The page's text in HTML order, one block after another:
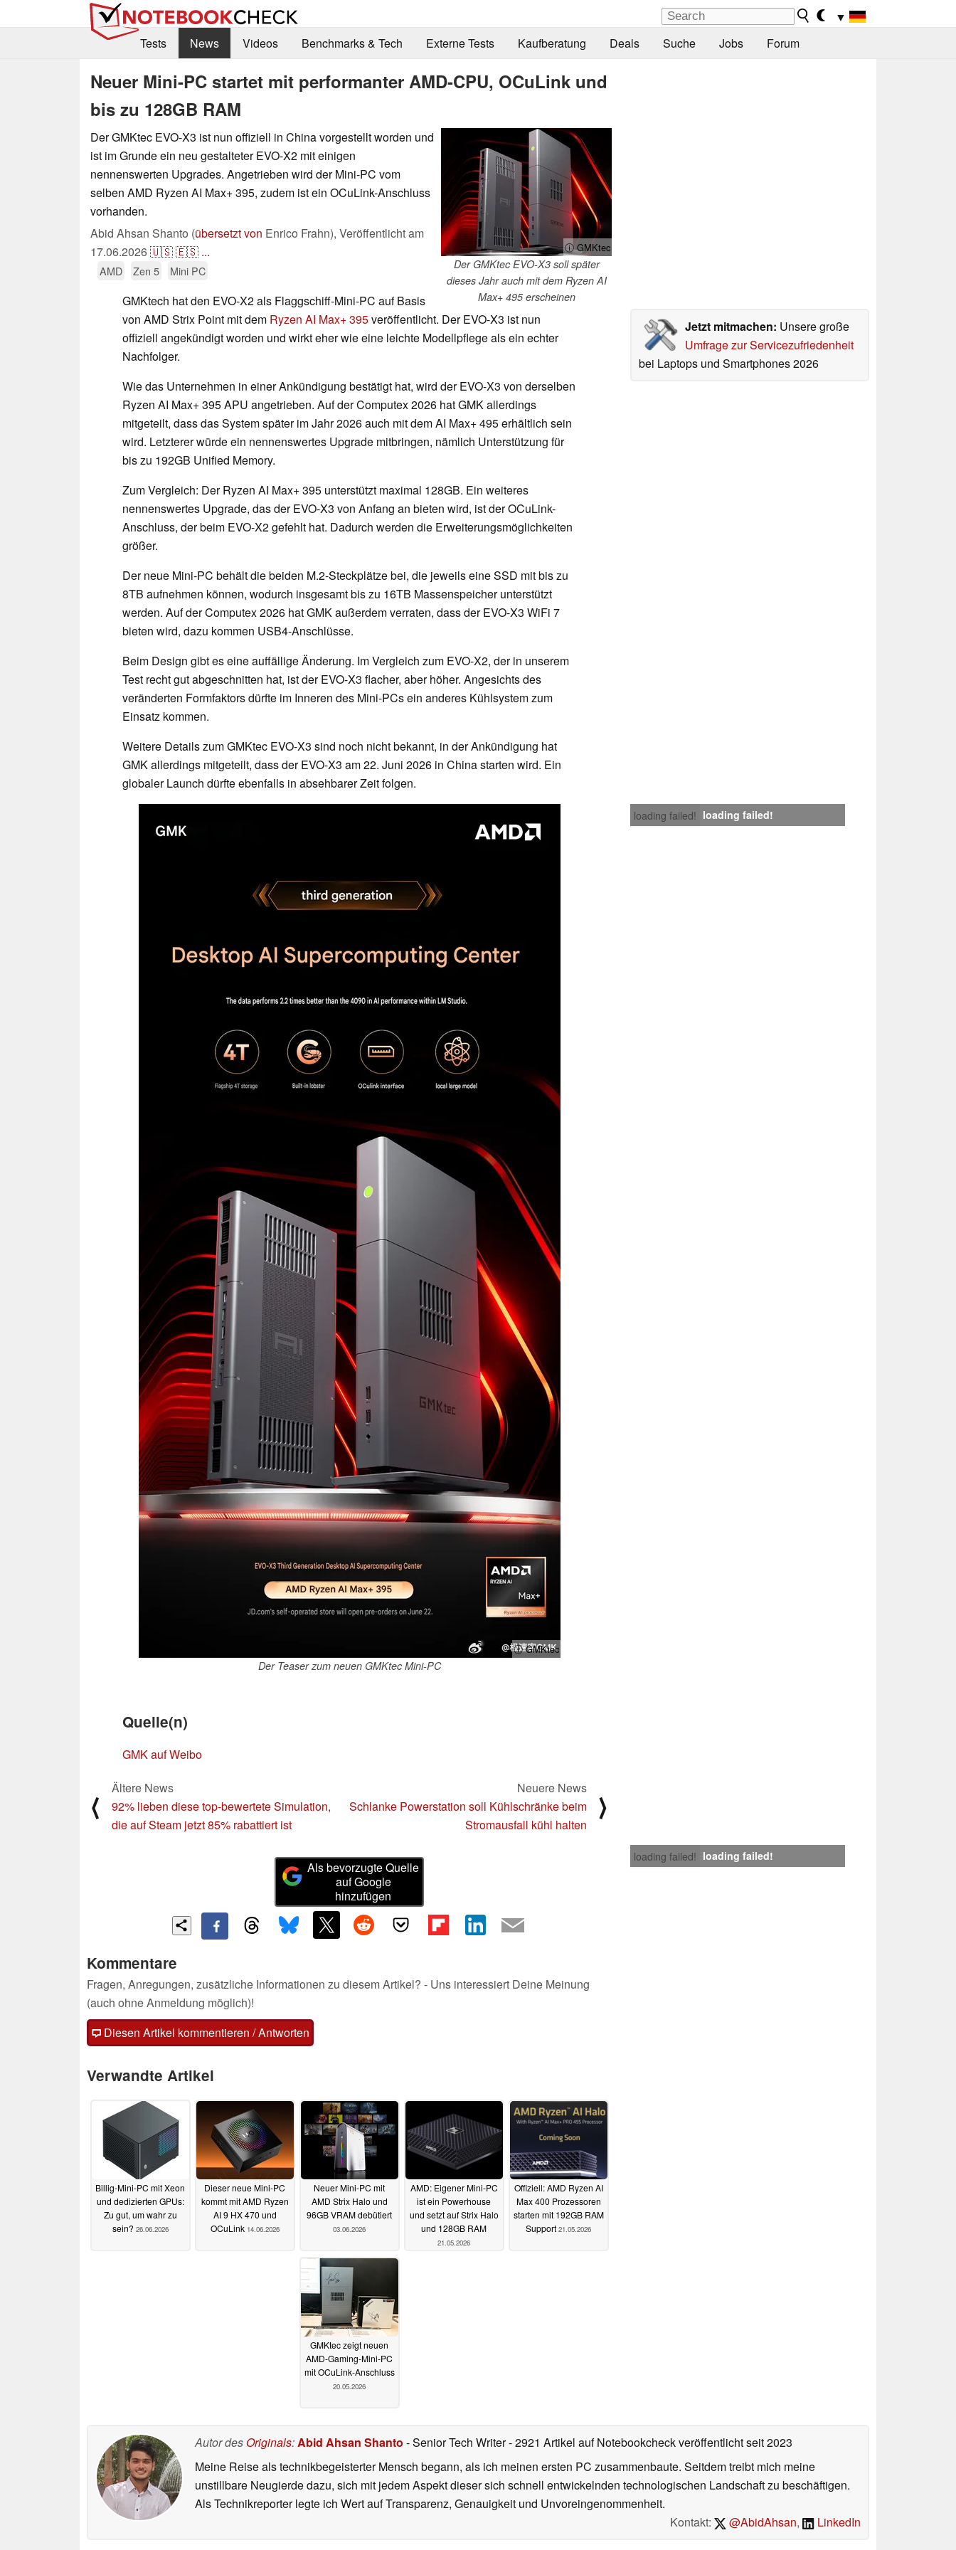
▼
Tests
News Videos Benchmarks & Tech Externe Tests Kaufberatung Deals Suche Jobs Forum
Neuer Mini-PC startet mit performanter AMD-CPU, OCuLink und
bis zu 128GB RAM
ⓘ GMKtec
Der GMKtec EVO-X3 soll später
dieses Jahr auch mit dem Ryzen AI
Max+ 495 erscheinen
Der GMKtec EVO-X3 ist nun offiziell in China vorgestellt worden und
ist im Grunde ein neu gestalteter EVO-X2 mit einigen
nennenswerten Upgrades. Angetrieben wird der Mini-PC vom
selben AMD Ryzen AI Max+ 395, zudem ist ein OCuLink-Anschluss
vorhanden.
Abid Ahsan Shanto (übersetzt von Enrico Frahn), Veröffentlicht am
17.06.2026🇺🇸🇪🇸 ...
AMD Zen 5 Mini PC
Jetzt mitmachen: Unsere große
Umfrage zur Servicezufriedenheit
bei Laptops und Smartphones 2026
GMKtech hat den EVO-X2 als Flaggschiff-Mini-PC auf Basis
von AMD Strix Point mit dem Ryzen AI Max+ 395veröffentlicht. Der EVO-X3 ist nun
offiziell angekündigt worden und wirkt eher wie eine leichte Modellpflege als ein echter
Nachfolger.
Wie das Unternehmen in einer Ankündigung bestätigt hat, wird der EVO-X3 von derselben
Ryzen AI Max+ 395 APU angetrieben. Auf der Computex 2026 hat GMK allerdings
mitgeteilt, dass das System später im Jahr 2026 auch mit dem AI Max+ 495 erhältlich sein
wird. Letzterer würde ein nennenswertes Upgrade mitbringen, nämlich Unterstützung für
bis zu 192GB Unified Memory.
Zum Vergleich: Der Ryzen AI Max+ 395 unterstützt maximal 128GB. Ein weiteres
nennenswertes Upgrade, das der EVO-X3 von Anfang an bieten wird, ist der OCuLink-
Anschluss, der beim EVO-X2 gefehlt hat. Dadurch werden die Erweiterungsmöglichkeiten
größer.
Der neue Mini-PC behält die beiden M.2-Steckplätze bei, die jeweils eine SSD mit bis zu
8TB aufnehmen können, wodurch insgesamt bis zu 16TB Massenspeicher unterstützt
werden. Auf der Computex 2026 hat GMK außerdem verraten, dass der EVO-X3 WiFi 7
bieten wird, dazu kommen USB4-Anschlüsse.
Beim Design gibt es eine auffällige Änderung. Im Vergleich zum EVO-X2, der in unserem
Test recht gut abgeschnitten hat, ist der EVO-X3 flacher, aber höher. Angesichts des
veränderten Formfaktors dürfte im Inneren des Mini-PCs ein anderes Kühlsystem zum
Einsatz kommen.
Weitere Details zum GMKtec EVO-X3 sind noch nicht bekannt, in der Ankündigung hat
GMK allerdings mitgeteilt, dass der EVO-X3 am 22. Juni 2026 in China starten wird. Ein
globaler Launch dürfte ebenfalls in absehbarer Zeit folgen.
loading failed! loading failed!
ⓘ GMKtec
Der Teaser zum neuen GMKtec Mini-PC
Quelle(n)
GMK auf Weibo
⟨
Ältere News
92% lieben diese top-bewertete Simulation,
die auf Steam jetzt 85% rabattiert ist
Neuere News
Schlanke Powerstation soll Kühlschränke beim
Stromausfall kühl halten
⟩
loading failed! loading failed!
Als bevorzugte Quelle
auf Google
hinzufügen
Kommentare
Fragen, Anregungen, zusätzliche Informationen zu diesem Artikel? - Uns interessiert Deine Meinung
(auch ohne Anmeldung möglich)!
Diesen Artikel kommentieren / Antworten
Verwandte Artikel
Billig-Mini-PC mit Xeon
und dedizierten GPUs:
Zu gut, um wahr zu
sein? 26.06.2026
Dieser neue Mini-PC
kommt mit AMD Ryzen
AI 9 HX 470 und
OCuLink 14.06.2026
Neuer Mini-PC mit
AMD Strix Halo und
96GB VRAM debütiert
03.06.2026
AMD: Eigener Mini-PC
ist ein Powerhouse
und setzt auf Strix Halo
und 128GB RAM
21.05.2026
Offiziell: AMD Ryzen AI
Max 400 Prozessoren
starten mit 192GB RAM
Support 21.05.2026
GMKtec zeigt neuen
AMD-Gaming-Mini-PC
mit OCuLink-Anschluss
20.05.2026
Autor des Originals:Abid Ahsan Shanto - Senior Tech Writer- 2921 Artikel auf Notebookcheck veröffentlichtseit 2023
Meine Reise als technikbegeisterter Mensch begann, als ich meinen ersten PC zusammenbaute. Seitdem treibt mich meine
unstillbare Neugierde dazu, sich mit jedem Aspekt dieser sich schnell entwickelnden technologischen Landschaft zu beschäftigen.
Als Technikreporter legte ich Wert auf Transparenz, Genauigkeit und Unvoreingenommenheit.
Kontakt:
@AbidAhsan, LinkedIn